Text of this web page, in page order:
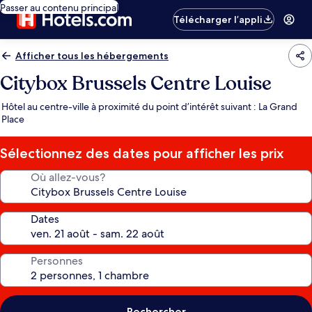
Passer au contenu principal
Télécharger l’appli
Afficher tous les hébergements
Citybox Brussels Centre Louise
Hôtel au centre-ville à proximité du point d’intérêt suivant : La Grand
Place
Sélectionnez des dates pour afficher les prix
Où allez-vous?
Dates
Personnes